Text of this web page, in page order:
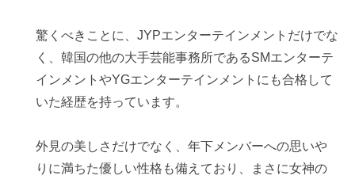
驚くべきことに、JYPエンターテインメントだけでな
く、韓国の他の大手芸能事務所であるSMエンターテ
インメントやYGエンターテインメントにも合格して
いた経歴を持っています。
外見の美しさだけでなく、年下メンバーへの思いや
りに満ちた優しい性格も備えており、まさに女神の